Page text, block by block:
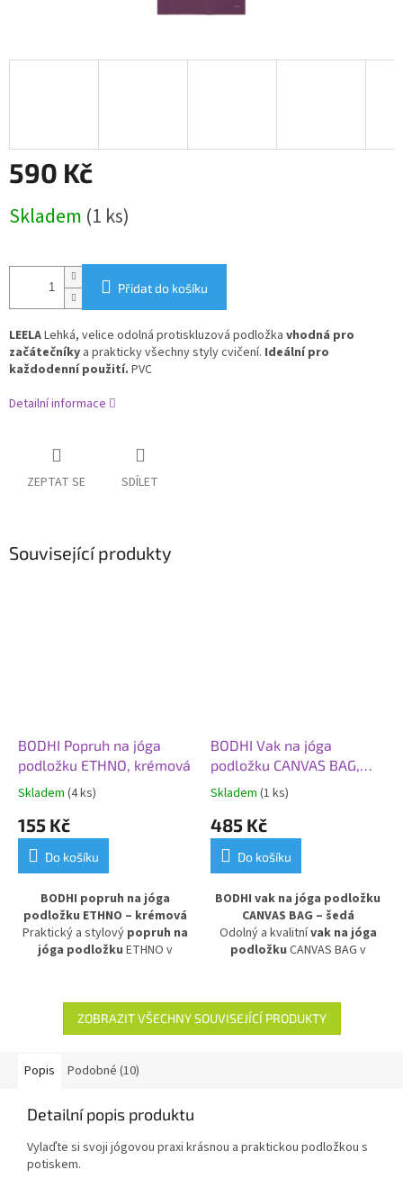
590 Kč
cena:
Skladem (1 ks)
Přidat do košíku
LEELALehká, velice odolná protiskluzová podložka vhodná pro
začátečníky a prakticky všechny styly cvičení. Ideální pro
každodenní použití. PVC
Detailní informace
ZEPTAT SE SDÍLET
Související produkty
BODHI Popruh na jóga
podložku ETHNO, krémová
Skladem (4 ks)
155 Kč
Do košíku
BODHI popruh na jóga
podložku ETHNO – krémová
Praktický a stylový popruh na
jóga podložku ETHNO v
jedinečný vzhled a popruh je
vhodný projakoukoli velikost
podložky. Flexibilní a lehký –
přenášení vaší podložky a
BODHI Vak na jóga
podložku CANVAS BAG,
ramenní popruh, šedá
Skladem (1 ks)
485 Kč
Do košíku
BODHI vak na jóga podložku
CANVAS BAG – šedá
Odolný a kvalitnívak na jóga
podložku CANVAS BAG v
ramenním popruhem
pohodlné přenášení. Vhodný pro
podložky do 70 cm, ideální pro
ZOBRAZIT VŠECHNY SOUVISEJÍCÍ PRODUKTY
Popis Podobné (10)
Detailní popis produktu
Vylaďte si svoji jógovou praxi krásnou a praktickou podložkou s
potiskem.